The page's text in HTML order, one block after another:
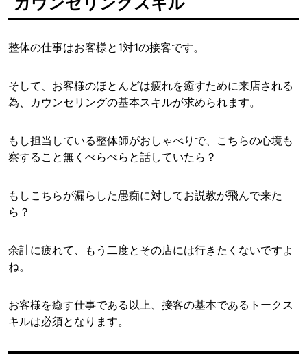
整体の仕事はお客様と1対1の接客です。
そして、お客様のほとんどは疲れを癒すために来店される
為、カウンセリングの基本スキルが求められます。
もし担当している整体師がおしゃべりで、こちらの心境も
察すること無くべらべらと話していたら？
もしこちらが漏らした愚痴に対してお説教が飛んで来た
ら？
余計に疲れて、もう二度とその店には行きたくないですよ
ね。
お客様を癒す仕事である以上、接客の基本であるトークス
キルは必須となります。